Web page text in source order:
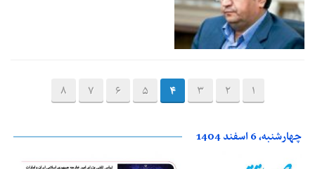
1
2
3
4
5
6
7
8
چهارشنبه، 6 اسفند 1404